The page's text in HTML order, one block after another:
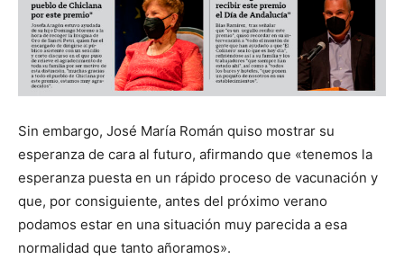
Sin embargo, José María Román quiso mostrar su
esperanza de cara al futuro, afirmando que «tenemos la
esperanza puesta en un rápido proceso de vacunación y
que, por consiguiente, antes del próximo verano
podamos estar en una situación muy parecida a esa
normalidad que tanto añoramos».